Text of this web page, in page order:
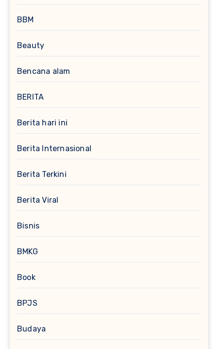
BBM
Beauty
Bencana alam
BERITA
Berita hari ini
Berita Internasional
Berita Terkini
Berita Viral
Bisnis
BMKG
Book
BPJS
Budaya